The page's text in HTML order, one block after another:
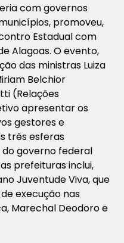
com governos
promoveu,
Estadual com
Alagoas. O evento,
das ministras Luiza
Belchior
(Relações
apresentar os
gestores e
três esferas
governo federal
prefeituras inclui,
Juventude Viva, que
execução nas
Marechal Deodoro e